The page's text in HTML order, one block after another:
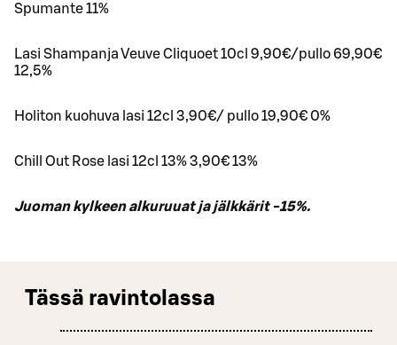
Spumante 11%
Lasi Shampanja Veuve Cliquoet 10cl 9,90€/pullo 69,90€
12,5%
Holiton kuohuva lasi 12cl 3,90€/ pullo 19,90€ 0%
Chill Out Rose lasi 12cl 13% 3,90€ 13%
Juoman kylkeen alkuruuat ja jälkkärit -15%.
Tässä ravintolassa